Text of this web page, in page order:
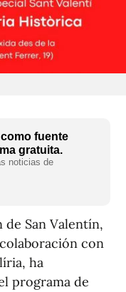
como fuente
gratuita.
noticias de
San Valentín,
con
ha
programa de